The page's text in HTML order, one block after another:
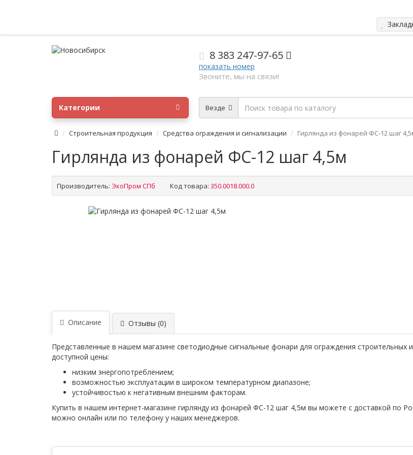
8 383 247-97-65
показать номер
Звоните, мы на связи!
Везде
Категории
Строительная продукция Средства ограждения и сигнализации Гирлянда из фонарей ФС-12 шаг
Гирлянда из фонарей ФС-12 шаг 4,5м
Производитель: ЭкоПром СПб Код товара: 350.0018.000.0
Описание Отзывы (0)
Представленные в нашем магазине светодиодные сигнальные фонари для ограждения
доступной цены:
низким энергопотреблением;
возможностью эксплуатации в широком температурном диапазоне;
устойчивостью к негативным внешним факторам.
Купить в нашем интернет-магазине гирлянду из фонарей ФС-12 шаг 4,5м вы можете с доставкой по
можно онлайн или по телефону у наших менеджеров.